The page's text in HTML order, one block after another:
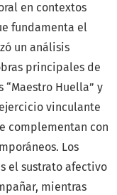
en contextos
fundamenta el
un análisis
principales de
Huella” y
vinculante
complementan con
Los
el sustrato afectivo
mientras